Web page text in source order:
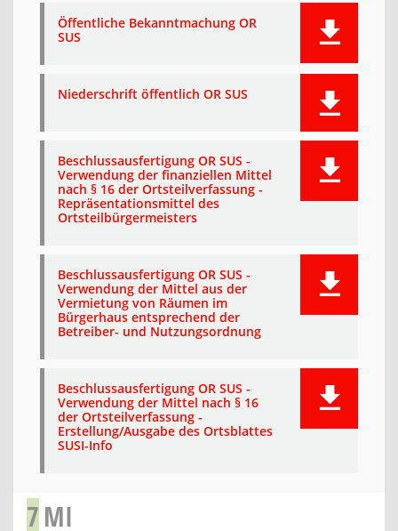
Öffentliche Bekanntmachung OR
SUS
Niederschrift öffentlich OR SUS
Beschlussausfertigung OR SUS -
Verwendung der finanziellen Mittel
nach § 16 der Ortsteilverfassung -
Repräsentationsmittel des
Ortsteilbürgermeisters
Beschlussausfertigung OR SUS -
Verwendung der Mittel aus der
Vermietung von Räumen im
Bürgerhaus entsprechend der
Betreiber- und Nutzungsordnung
Beschlussausfertigung OR SUS -
Verwendung der Mittel nach § 16
der Ortsteilverfassung -
Erstellung/Ausgabe des Ortsblattes
SUSI-Info
7MI